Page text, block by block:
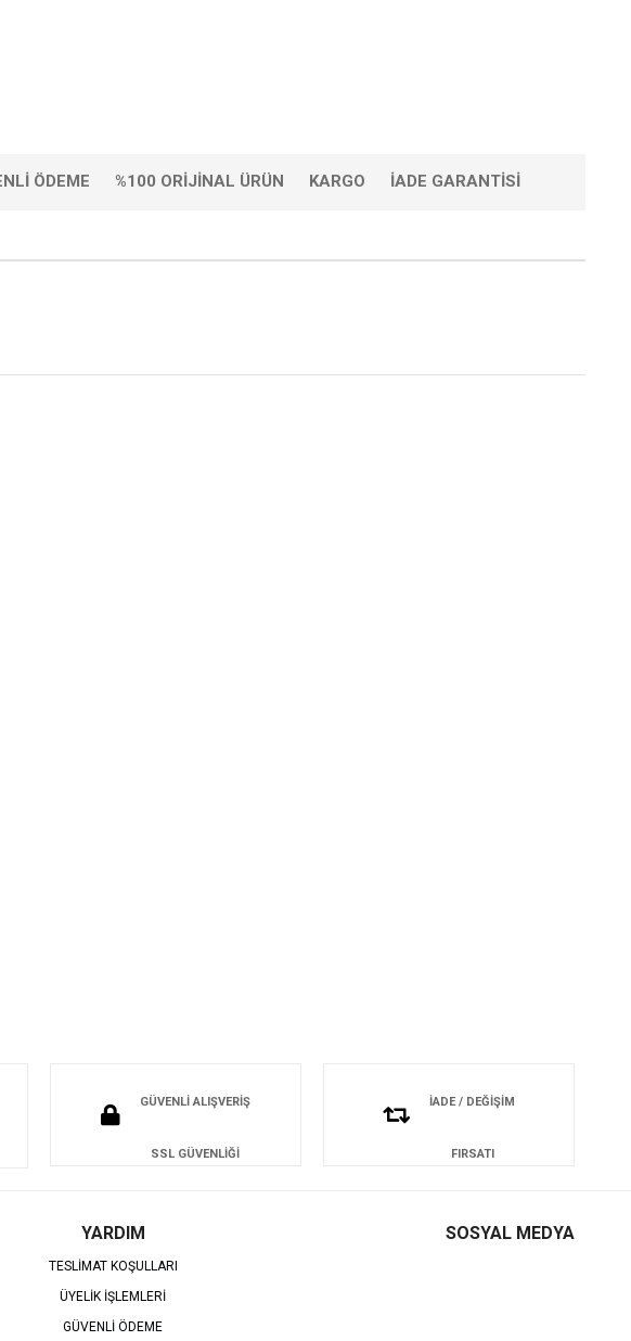
ÖDEME %100 ORIJINAL ÜRÜN KARGO İADE GARANTISI
GÜVENLİ ALIŞVERİŞ
SSL GÜVENLİĞİ
İADE / DEĞİŞİM
FIRSATI
YARDIM
TESLİMAT KOŞULLARI
ÜYELİK İŞLEMLERİ
GÜVENLİ ÖDEME
SOSYAL MEDYA